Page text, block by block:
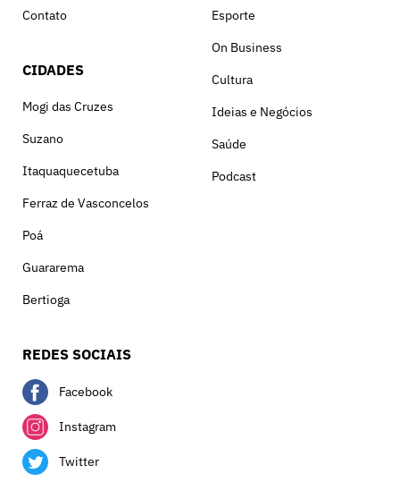
Contato
CIDADES
Mogi das Cruzes
Suzano
Itaquaquecetuba
Ferraz de Vasconcelos
Poá
Guararema
Bertioga
Esporte
On Business
Cultura
Ideias e Negócios
Saúde
Podcast
REDES SOCIAIS
Facebook
Instagram
Twitter